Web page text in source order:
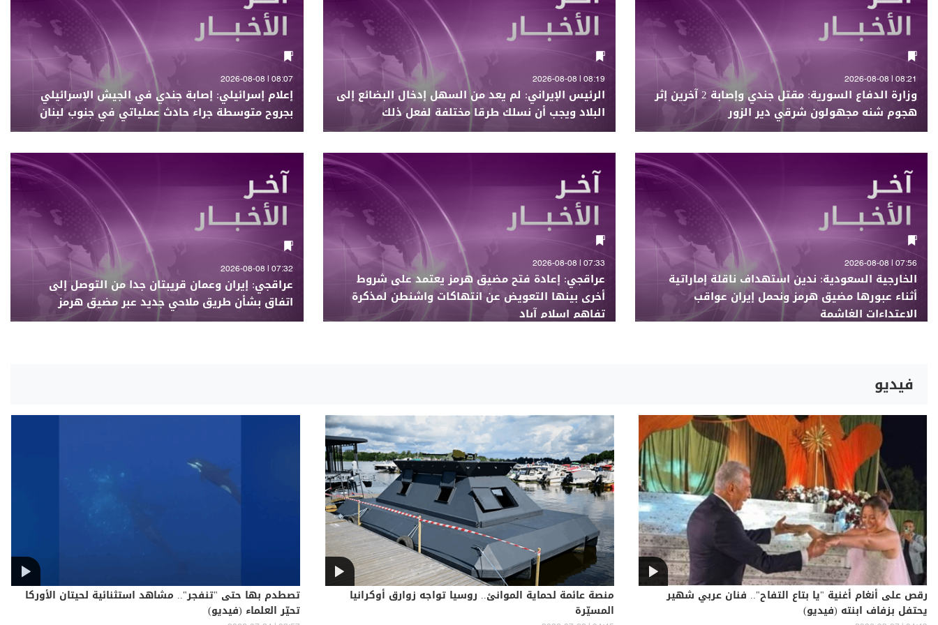
08:21 | 2026-08-08
وزارة الدفاع السورية: مقتل جندي وإصابة 2 آخرين إثر
هجوم شنه مجهولون شرقي دير الزور
08:19 | 2026-08-08
الرئيس الإيراني: لم يعد من السهل إدخال البضائع إلى
البلاد ويجب أن نسلك طرقا مختلفة لفعل ذلك
08:07 | 2026-08-08
إعلام إسرائيلي: إصابة جندي في الجيش الإسرائيلي
بجروح متوسطة جراء حادث عملياتي في جنوب لبنان
07:56 | 2026-08-08
الخارجية السعودية: ندين استهداف ناقلة إماراتية
أثناء عبورها مضيق هرمز ونحمل إيران عواقب
الاعتداءات الغاشمة
07:33 | 2026-08-08
عراقجي: إعادة فتح مضيق هرمز يعتمد على شروط
أخرى بينها التعويض عن انتهاكات واشنطن لمذكرة
تفاهم إسلام آباد
07:32 | 2026-08-08
عراقجي: إيران وعمان قريبتان جدا من التوصل إلى
اتفاق بشأن طريق ملاحي جديد عبر مضيق هرمز
فيديو
رقص على أنغام أغنية "يا بتاع التفاح".. فنان عربي شهير
يحتفل بزفاف ابنته (فيديو)
منصة عائمة لحماية الموانئ.. روسيا تواجه زوارق أوكرانيا
المسيّرة
تصطدم بها حتى "تنفجر".. مشاهد استثنائية لحيتان الأوركا
تحيّر العلماء (فيديو)